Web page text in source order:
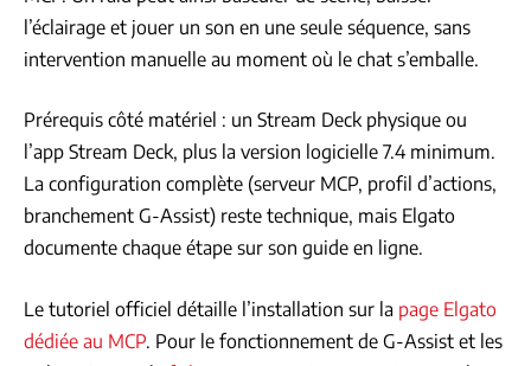
l’éclairage et jouer un son en une seule séquence, sans
intervention manuelle au moment où le chat s’emballe.
Prérequis côté matériel : un Stream Deck physique ou
l’app Stream Deck, plus la version logicielle 7.4 minimum.
La configuration complète (serveur MCP, profil d’actions,
branchement G-Assist) reste technique, mais Elgato
documente chaque étape sur son guide en ligne.
Le tutoriel officiel détaille l’installation sur la page Elgato
dédiée au MCP. Pour le fonctionnement de G-Assist et les